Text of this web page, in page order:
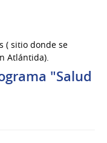
( sitio donde se
Atlántida).
"Salud